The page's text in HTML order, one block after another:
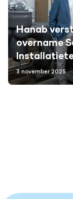
Hanab
overname
3 november 2025